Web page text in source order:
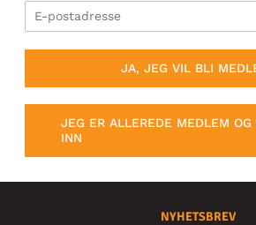
JA, JEG VIL BLI
JEG ER ALLEREDE MEDLEM OG
INN
NYHETSBREV